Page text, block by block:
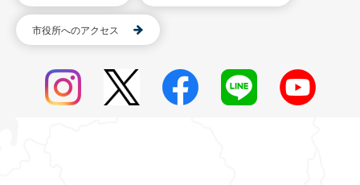
市役所へのアクセス